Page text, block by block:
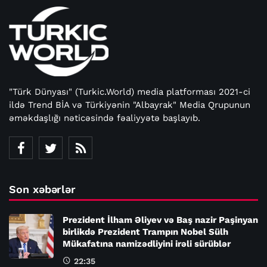
"Türk Dünyası" (Turkic.World) media platforması 2021-ci
ildə Trend BİA və Türkiyənin "Albayrak" Media Qrupunun
əməkdaşlığı nəticəsində fəaliyyətə başlayıb.
Son xəbərlər
Prezident İlham Əliyev və Baş nazir Paşinyan
birlikdə Prezident Trampın Nobel Sülh
Mükafatına namizədliyini irəli sürüblər
22:35